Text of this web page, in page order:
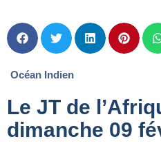
Océan Indien
Le JT de
dimanche 09